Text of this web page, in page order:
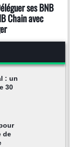
ses BNB
Chain avec
: un
30
de